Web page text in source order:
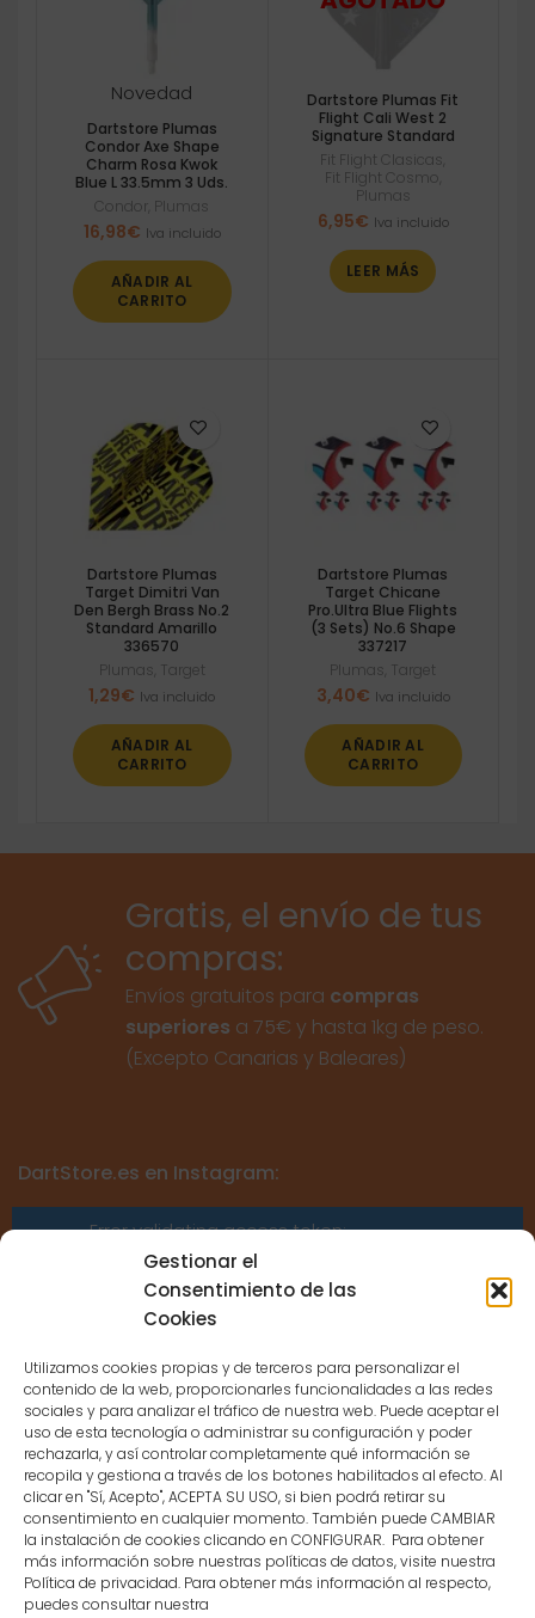
Gestionar el
Consentimiento de las
Cookies
Utilizamos cookies propias y de terceros para personalizar el
contenido de la web, proporcionarles funcionalidades a las redes
sociales y para analizar el tráfico de nuestra web. Puede aceptar el
uso de esta tecnología o administrar su configuración y poder
rechazarla, y así controlar completamente qué información se
recopila y gestiona a través de los botones habilitados al efecto. Al
clicar en "Sí, Acepto", ACEPTA SU USO, si bien podrá retirar su
consentimiento en cualquier momento. También puede CAMBIAR
la instalación de cookies clicando en CONFIGURAR. Para obtener
más información sobre nuestras políticas de datos, visite nuestra
Política de privacidad. Para obtener más información al respecto,
puedes consultar nuestra
Novedad
Dartstore Plumas
Condor Axe Shape
Charm Rosa Kwok
Blue L 33.5mm 3 Uds.
Condor Plumas
16,98€ Iva incluido
AÑADIR AL
CARRITO
Dartstore Plumas Fit
Flight Cali West 2
Signature Standard
Fit Flight Clasicas
Fit Flight Cosmo
Plumas
6,95€ Iva incluido
LEER MÁS
Dartstore Plumas
Target Dimitri Van
Den Bergh Brass No.2
Standard Amarillo
336570
Plumas Target
1,29€ Iva incluido
AÑADIR AL
CARRITO
Dartstore Plumas
Target Chicane
Pro.Ultra Blue Flights
(3 Sets) No.6 Shape
337217
Plumas Target
3,40€ Iva incluido
AÑADIR AL
CARRITO
Gratis, el envío de tus
compras:
Envíos gratuitos para compras
superiores a 75€ y hasta 1kg de peso.
(Excepto Canarias y Baleares)
DartStore.es en Instagram:
Error validating access token:
Sessions for the user are not allowed
because the user is not a confirmed
CONTACTO
MENÚ PRINCIPAL
MI CUENTA